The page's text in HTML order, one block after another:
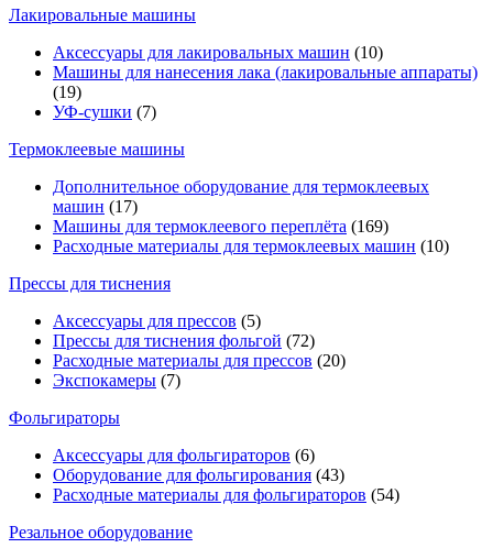
Лакировальные машины
Аксессуары для лакировальных машин (10)
Машины для нанесения лака (лакировальные аппараты)
(19)
УФ-сушки (7)
Термоклеевые машины
Дополнительное оборудование для термоклеевых
машин (17)
Машины для термоклеевого переплёта (169)
Расходные материалы для термоклеевых машин (10)
Прессы для тиснения
Аксессуары для прессов (5)
Прессы для тиснения фольгой (72)
Расходные материалы для прессов (20)
Экспокамеры (7)
Фольгираторы
Аксессуары для фольгираторов (6)
Оборудование для фольгирования (43)
Расходные материалы для фольгираторов (54)
Резальное оборудование